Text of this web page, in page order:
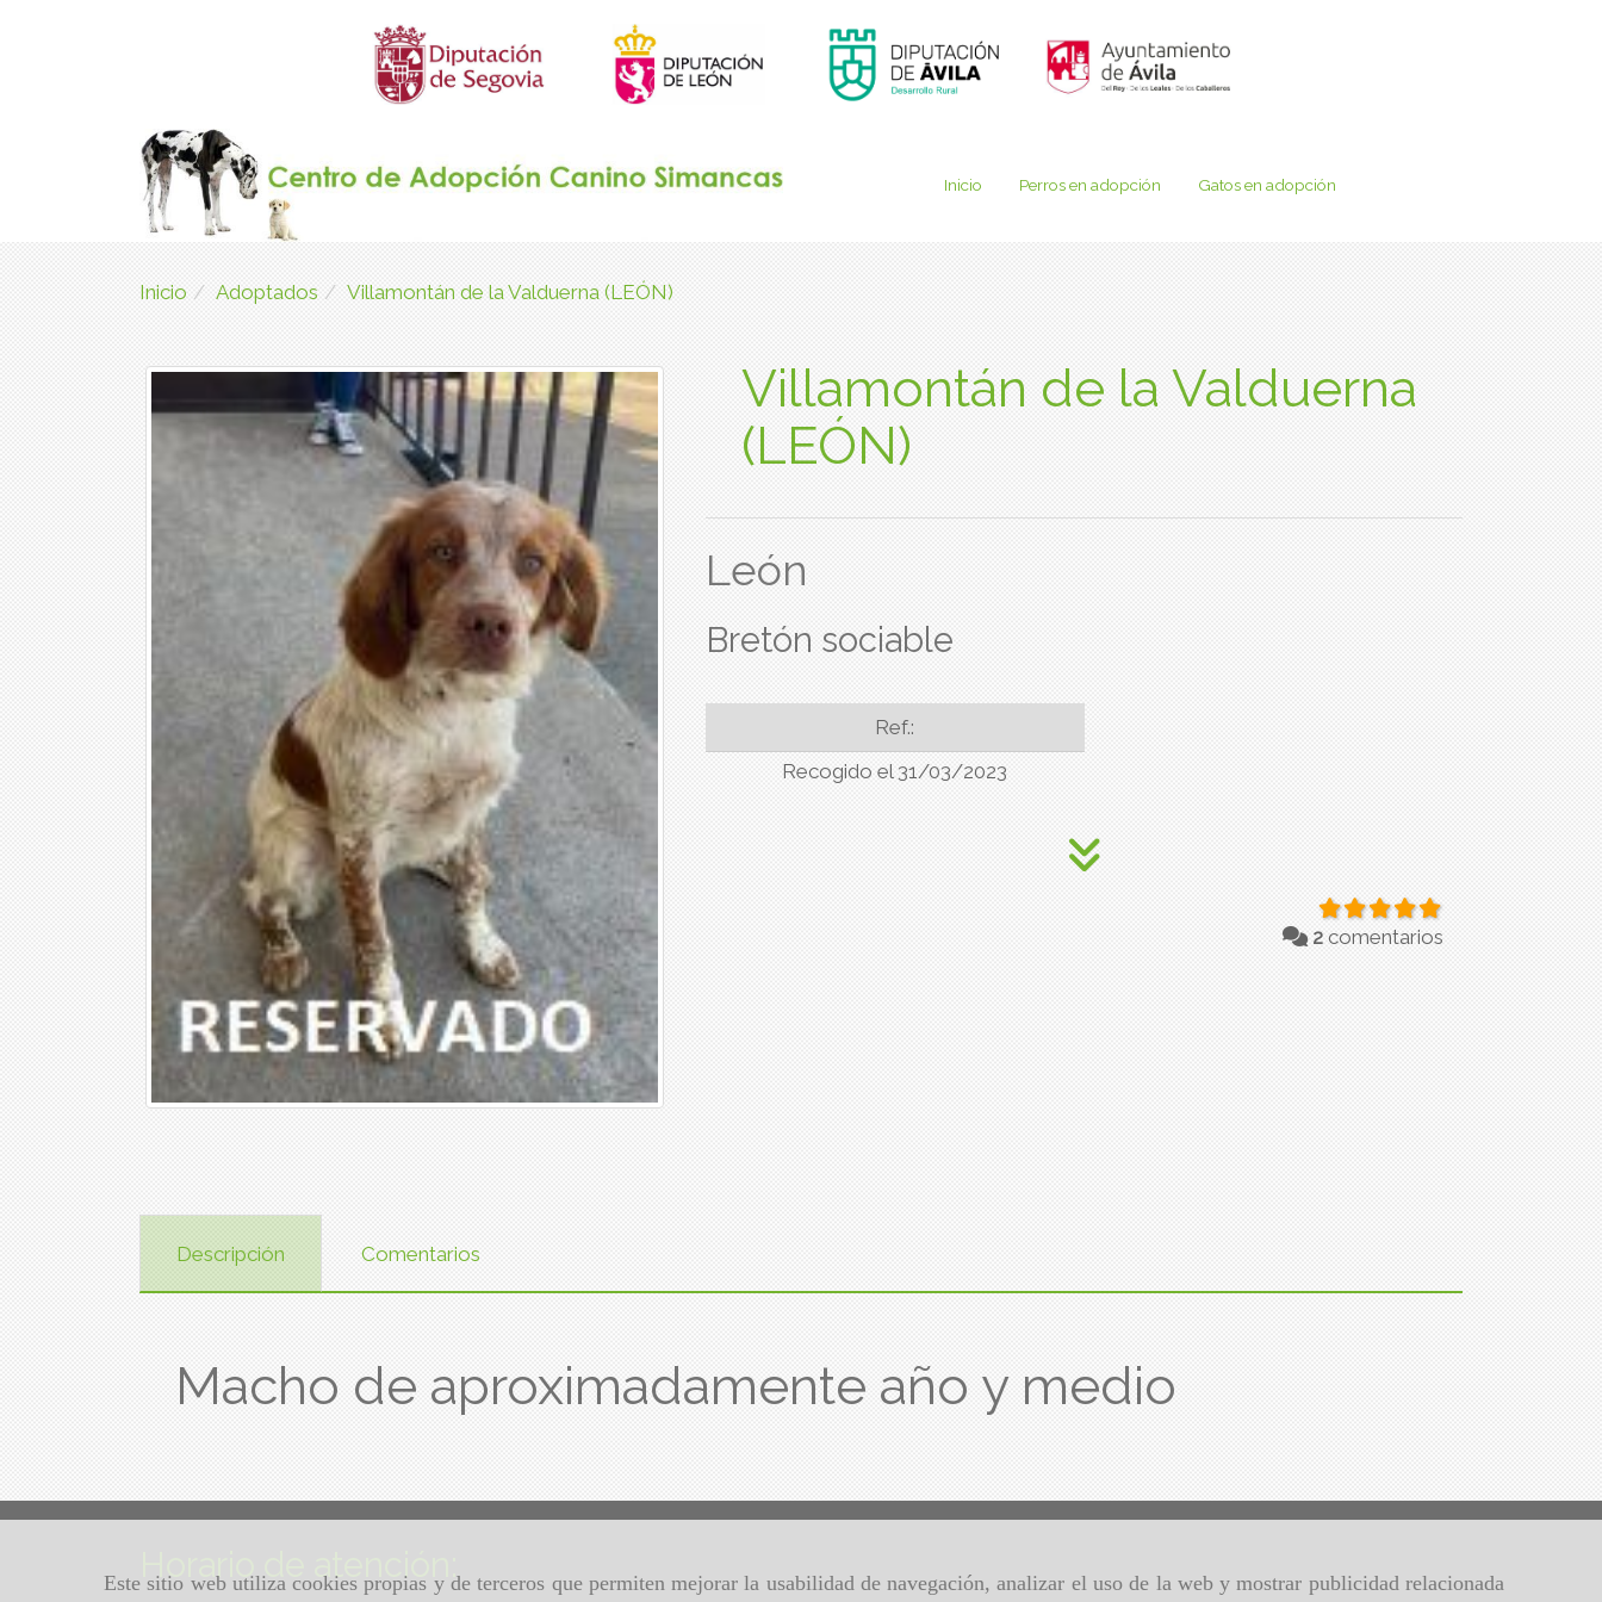
Este sitio web utiliza cookies propias y de terceros que permiten mejorar la usabilidad de navegación, analizar el uso de la web y mostrar publicidad relacionada
Inicio Perros en adopción Gatos en adopción
Inicio Adoptados Villamontán de la Valduerna (LEÓN)
Villamontán de la Valduerna
(LEÓN)
León
Bretón sociable
Ref.:
Recogido el 31/03/2023
2 comentarios
Descripción Comentarios
Macho de aproximadamente año y medio
Horario de atención: